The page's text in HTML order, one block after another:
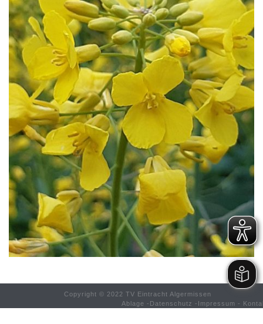
Copyright © 2022 TV Eintracht Algermissen
Ablage - Datenschutz - Impressum -